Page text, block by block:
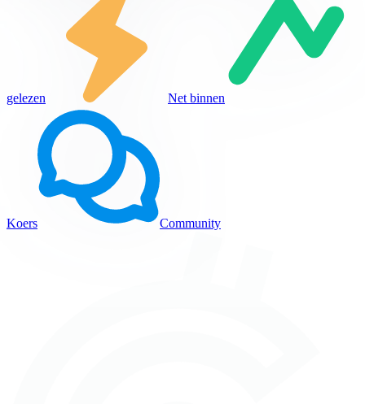
gelezen Net binnen
Koers Community